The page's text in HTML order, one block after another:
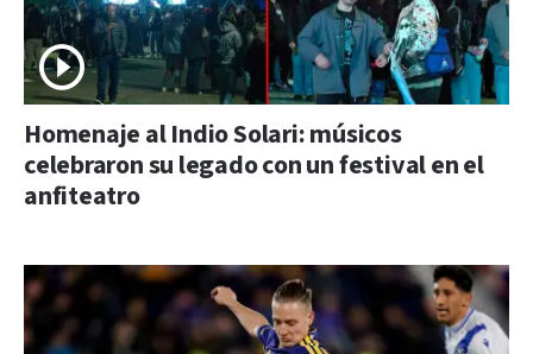
Homenaje al Indio Solari: músicos
celebraron su legado con un festival en el
anfiteatro